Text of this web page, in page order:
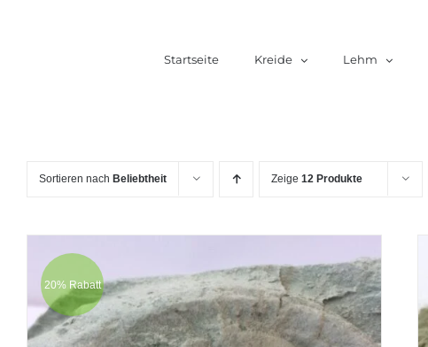
Startseite Kreide Lehm
Sortieren nach Beliebtheit Zeige 12 Produkte
20% Rabatt